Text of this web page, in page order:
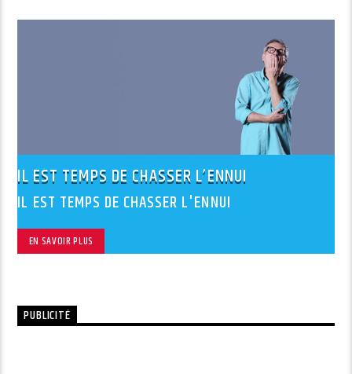
IL EST TEMPS DE CHASSER L’ENNUI
IL EST TEMPS DE CHASSER L'ENNUI
EN SAVOIR PLUS
PUBLICITÉ